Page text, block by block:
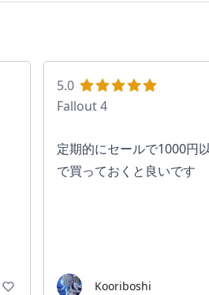
5.0
Fallout 4
定期的にセールで1000円
で買っておくと良いです
Kooriboshi